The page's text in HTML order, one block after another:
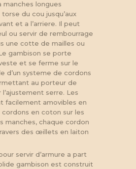
manches longues
du cou jusqu’aux
et a l’arriere. Il peut
ou servir de rembourrage
une cotte de mailles ou
gambison se porte
et se ferme sur le
d’un systeme de cordons
au porteur de
l’ajustement serre. Les
facilement amovibles en
en coton sur les
manches, chaque cordon
des œillets en laiton
servir d’armure a part
gambison est construit